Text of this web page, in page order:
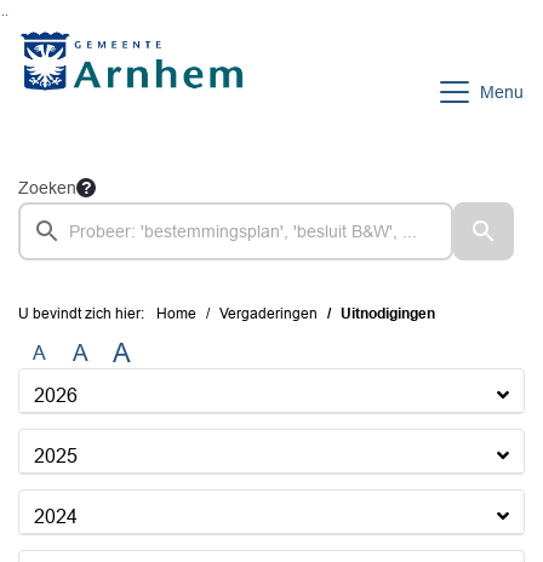
Menu
Zoeken
U bevindt zich hier: Home Vergaderingen Uitnodigingen
A A A
2026
2025
2024